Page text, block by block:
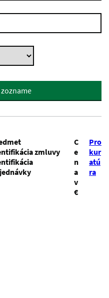
zmluvy
C
e
n
a
v
€
Pro
kur
atú
ra